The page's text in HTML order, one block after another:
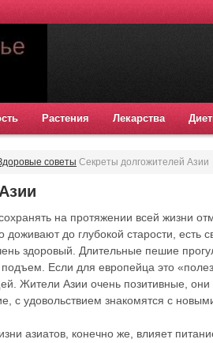
Растения Лекарства
советы Секреты долгожителей Азии
на протяжении всей жизни
до глубокой старости, есть
здоровый. Длительные пешие
Если для европейца это
Жители Азии очень позитивные, они
с удовольствием знакомятся с
азиатов, конечно же, влияет